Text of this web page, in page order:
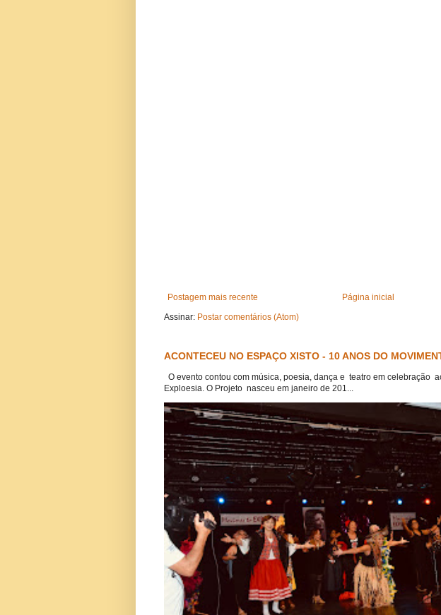
Postagem mais recente
Página inicial
Assinar: Postar comentários (Atom)
ACONTECEU NO ESPAÇO XISTO - 10 ANOS DO
O evento contou com música, poesia, dança e teatro em celebração
Exploesia. O Projeto nasceu em janeiro de 201...